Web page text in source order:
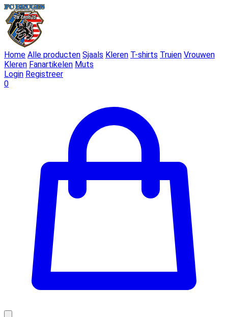
Home Alle producten Sjaals Kleren T-shirts Truien Vrouwen
Kleren Fanartikelen Muts
Login Registreer
0